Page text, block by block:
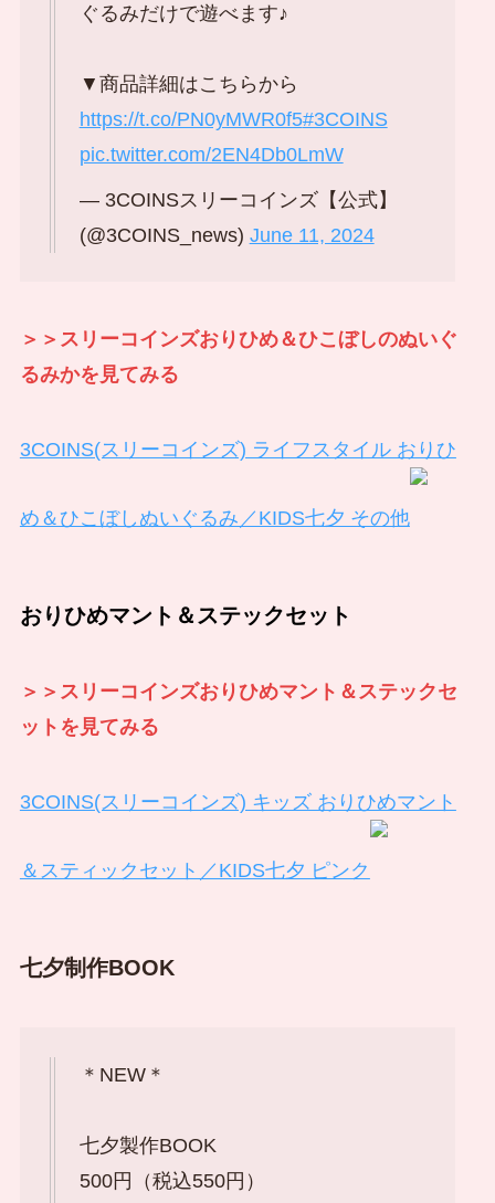
ぐるみだけで遊べます♪
▼商品詳細はこちらから
https://t.co/PN0yMWR0f5#3COINS
pic.twitter.com/2EN4Db0LmW
— 3COINSスリーコインズ【公式】
(@3COINS_news) June 11, 2024
＞＞スリーコインズおりひめ＆ひこぼしのぬいぐ
るみかを見てみる
3COINS(スリーコインズ) ライフスタイル おりひ
め＆ひこぼしぬいぐるみ／KIDS七夕 その他
おりひめマント＆ステックセット
＞＞スリーコインズおりひめマント＆ステックセ
ットを見てみる
3COINS(スリーコインズ) キッズ おりひめマント
＆スティックセット／KIDS七夕 ピンク
七夕制作BOOK
＊NEW＊
七夕製作BOOK
500円（税込550円）